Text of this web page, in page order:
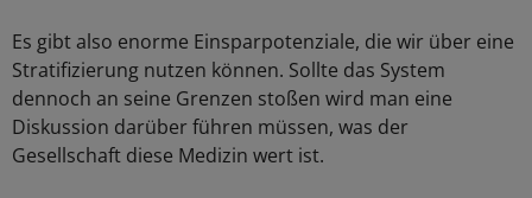
Es gibt also enorme Einsparpotenziale, die wir über eine
Stratifizierung nutzen können. Sollte das System
dennoch an seine Grenzen stoßen wird man eine
Diskussion darüber führen müssen, was der
Gesellschaft diese Medizin wert ist.